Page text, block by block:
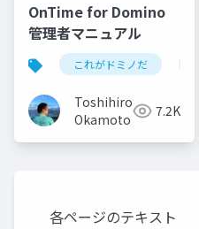
OnTime for Domino
管理者マニュアル
これがドミノだ
Toshihiro
Okamoto
7.2K
各ページのテキスト